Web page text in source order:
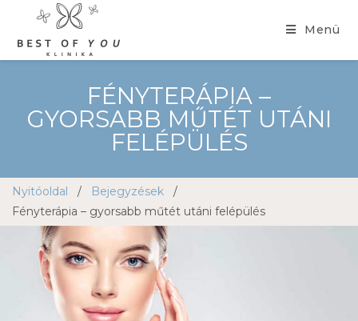
Menü
FÉNYTERÁPIA –
GYORSABB MŰTÉT UTÁNI
FELÉPÜLÉS
Nyitóoldal / Bejegyzések
/
Fényterápia – gyorsabb műtét utáni felépülés